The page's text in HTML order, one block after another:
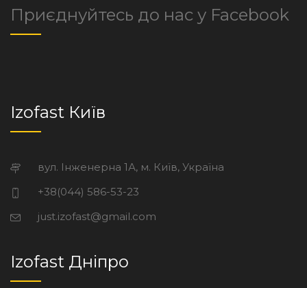
Приєднуйтесь до нас у Facebook
Izofast Київ
вул. Інженерна 1А, м. Київ, Україна
+38(044) 586-53-23
just.izofast@gmail.com
Izofast Дніпро